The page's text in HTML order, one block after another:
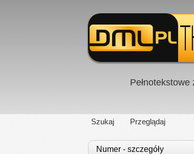
Szukaj Przeglądaj
Numer - szczegóły